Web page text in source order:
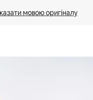
мовою оригіналу